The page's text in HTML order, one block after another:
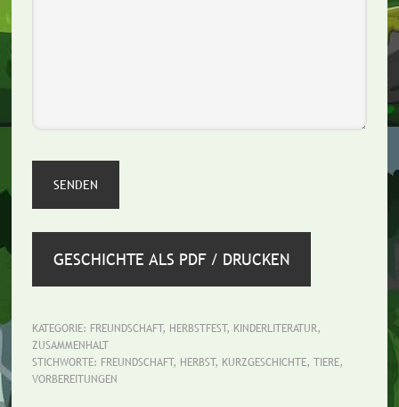
GESCHICHTE ALS PDF / DRUCKEN
KATEGORIE: FREUNDSCHAFT, HERBSTFEST, KINDERLITERATUR,
ZUSAMMENHALT
STICHWORTE: FREUNDSCHAFT, HERBST, KURZGESCHICHTE, TIERE,
VORBEREITUNGEN